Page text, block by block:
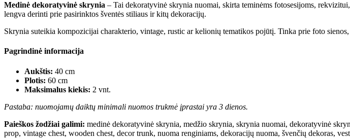
Medinė dekoratyvinė skrynia – Tai dekoratyvinė skrynia nuomai, skirta teminėms fotosesijoms,
lengva derinti prie pasirinktos šventės stiliaus ir kitų dekoracijų.
Skrynia suteikia kompozicijai charakterio, vintage, rustic ar kelionių tematikos pojūtį. Tinka prie foto
Pagrindinė informacija
Aukštis: 40 cm
Plotis: 60 cm
Maksimalus kiekis: 2 vnt.
Pastaba: nuomojamų daiktų minimali nuomos trukmė įprastai yra 3 dienos.
Paieškos žodžiai galimi: medinė dekoratyvinė skrynia, medžio skrynia, skrynia nuomai, dekoratyvinė
prop, vintage chest, wooden chest, decor trunk, nuoma renginiams, dekoracijų nuoma, švenčių dekoras,